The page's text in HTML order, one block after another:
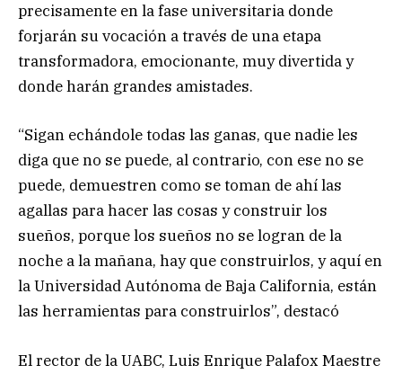
precisamente en la fase universitaria donde
forjarán su vocación a través de una etapa
transformadora, emocionante, muy divertida y
donde harán grandes amistades.
“Sigan echándole todas las ganas, que nadie les
diga que no se puede, al contrario, con ese no se
puede, demuestren como se toman de ahí las
agallas para hacer las cosas y construir los
sueños, porque los sueños no se logran de la
noche a la mañana, hay que construirlos, y aquí en
la Universidad Autónoma de Baja California, están
las herramientas para construirlos”, destacó
El rector de la UABC, Luis Enrique Palafox Maestre